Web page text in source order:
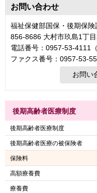
お問い合わせ
福祉保健部国保・後期保
856-8686 大村市玖島1丁
電話番号：0957-53-4111
ファクス番号：0957-53-
後期高齢者医療制度
後期高齢者医療制度
後期高齢者医療の被保険者
保険料
高額療養費
療養費